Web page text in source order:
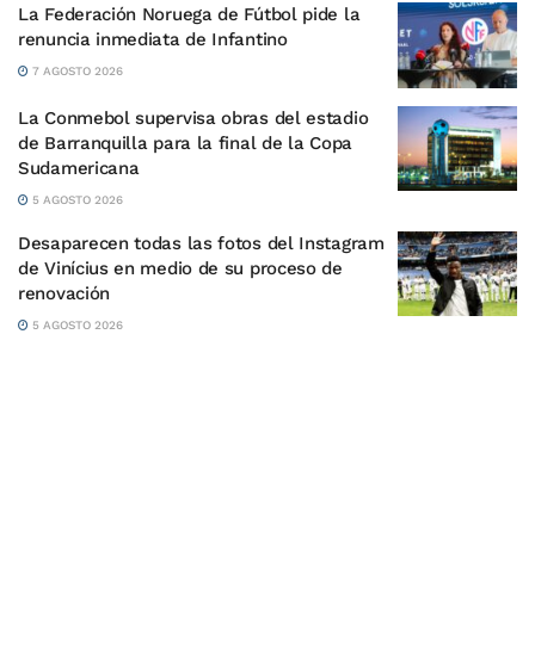
La Federación Noruega de Fútbol pide la
renuncia inmediata de Infantino
7 AGOSTO 2026
La Conmebol supervisa obras del estadio
de Barranquilla para la final de la Copa
Sudamericana
5 AGOSTO 2026
Desaparecen todas las fotos del Instagram
de Vinícius en medio de su proceso de
renovación
5 AGOSTO 2026